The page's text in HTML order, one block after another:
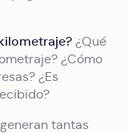
¿Qué
¿Cómo
¿Es
tantas